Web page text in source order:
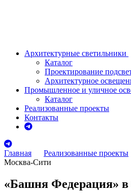
Архитектурные светильники
Каталог
Проектирование
Архитектурное
Промышленное и уличное
Каталог
Реализованные проекты
Контакты
Главная Реализованные проекты
Москва-Сити
«Башня Федерация»